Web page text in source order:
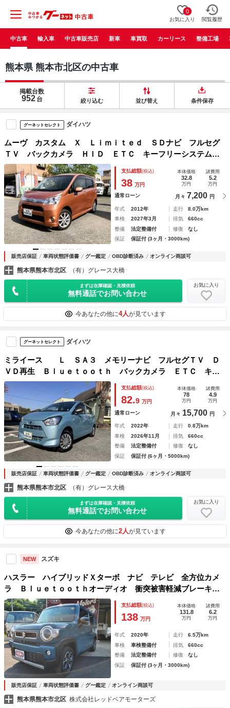
0
お気に入り 閲覧履歴
中古車 輸入車 中古車販売店 新車 車買取 カーリース 整備工場
熊本県 熊本市北区の中古車
掲載台数
952 台 絞り込む 並び替え 条件保存
グーネットセレクト ダイハツ
ムーヴ カスタム Ｘ Ｌｉｍｉｔｅｄ ＳＤナビ フルセグ
ＴＶ バックカメラ ＨＩＤ ＥＴＣ キーフリーシステム
プッシュスター オートエアコン ＳＲＳデュアルエアバッ
ク ＡＢＳ 禁煙車
支払総額(税込)
38 万円
本体価格
32.8
万円
諸費用
5.2
万円
通常ローン 月々 7,200 円
年式 2012年 走行
8.0万km
車検
2027年3月 排気
660cc
整備
法定整備付 修復
なし
保証
保証付 (3ヶ月・3000km)
販売店保証 車両状態評価書 グー鑑定 OBD診断済み オンライン商談可
熊本県熊本市北区 （有）グレース大橋
まずは在庫確認・見積依頼
無料通話でお問い合わせ
お気に入り
今あなたの他に4人が見ています
グーネットセレクト ダイハツ
ミライース Ｌ ＳＡ３ メモリーナビ フルセグＴＶ Ｄ
ＶＤ再生 Ｂｌｕｅｔｏｏｔｈ バックカメラ ＥＴＣ キー
レス オートエアコン ＳＲＳ ＡＢＳ 禁煙車
支払総額(税込)
82.9 万円
本体価格
78
万円
諸費用
4.9
万円
通常ローン 月々 15,700 円
年式 2022年 走行
0.8万km
車検
2026年11月 排気
660cc
整備
法定整備付 修復
なし
保証
保証付 (6ヶ月・5000km)
販売店保証 車両状態評価書 グー鑑定 OBD診断済み オンライン商談可
熊本県熊本市北区 （有）グレース大橋
まずは在庫確認・見積依頼
無料通話でお問い合わせ
お気に入り
今あなたの他に2人が見ています
NEW スズキ
ハスラー ハイブリッドＸターボ ナビ テレビ 全方位カメ
ラ Ｂｌｕｅｔｏｏｔｈオーディオ 衝突被害軽減ブレーキ
障害物センサー シートヒーター 純正アルミホイール ＬＥ
Ｄヘッドライト
支払総額(税込)
138 万円
本体価格
131.8
万円
諸費用
6.2
万円
年式 2020年 走行
6.5万km
車検
車検整備付 排気
660cc
整備
法定整備付 修復
なし
保証
保証付 (3ヶ月・3000km)
販売店保証 車両状態評価書 グー鑑定 オンライン商談可
熊本県熊本市北区 株式会社レッドベアモーターズ